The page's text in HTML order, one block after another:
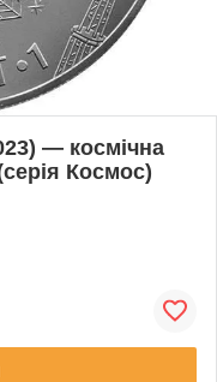
— космічна
Космос)